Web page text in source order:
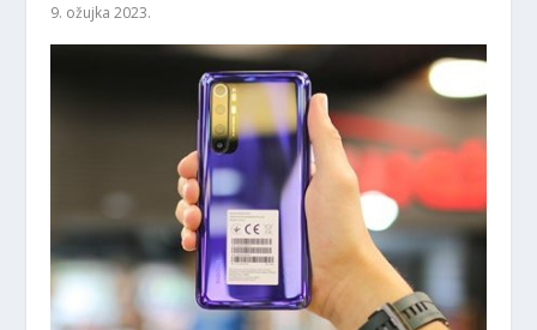
9. ožujka 2023.